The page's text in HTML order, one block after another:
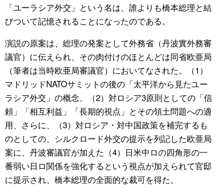
「ユーラシア外交」という名は、誰よりも橋本総理と結
びついて記憶されることになったのである。
演説の原案は、総理の発案として外務省（丹波實外務審
議官）に伝えられ、その肉付けのほとんどは同省欧亜局
（筆者は当時欧亜局審議官）においてなされた。（1）
マドリッドNATOサミットの後の「太平洋から見たユー
ラシア外交」の概念、（2）対ロシア3原則としての「信
頼」「相互利益」「長期的視点」とその領土問題への適
用、さらに、（3）対ロシア・対中国政策を補完するも
のとしての、シルクロード外交の提示を列記した欧亜局
案に、丹波審議官が加えた（4）日米中ロの四角形の一
番弱い日ロ関係を強化するという視点が加えられて官邸
に提示され、橋本総理の全面的な裁可を得た。